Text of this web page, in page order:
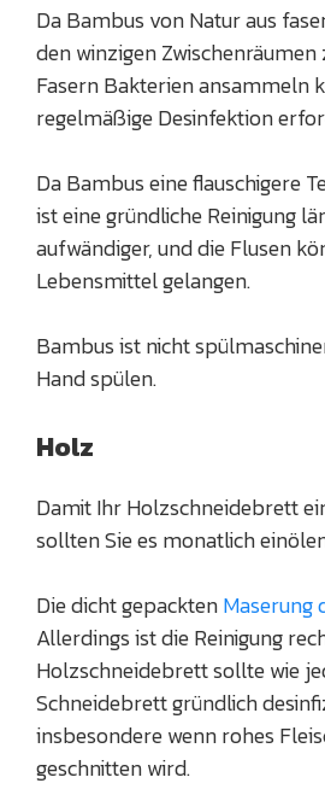
Da Bambus von Natur aus
den winzigen Zwischenräumen
Fasern Bakterien ansammeln
regelmäßige Desinfektion
Da Bambus eine flauschigere
ist eine gründliche Reinigung
aufwändiger, und die Flusen
Lebensmittel gelangen.
Bambus ist nicht
Hand spülen.
Holz
Damit Ihr Holzschneidebrett
sollten Sie es monatlich
Die dicht gepacktenMaserung
Allerdings ist die Reinigung
Holzschneidebrett sollte wie
Schneidebrett gründlich
insbesondere wenn rohes
geschnitten wird.